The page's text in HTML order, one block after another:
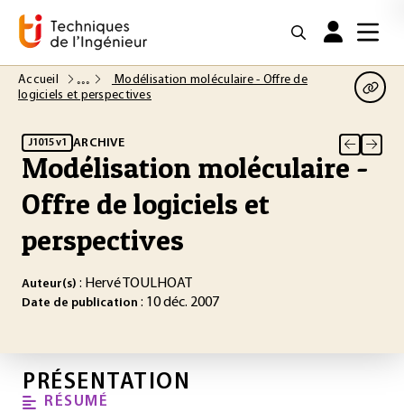
Accueil
Modélisation moléculaire - Offre de
logiciels et perspectives
J1015 v1 ARCHIVE
Modélisation moléculaire -
Offre de logiciels et
perspectives
Auteur(s) : Hervé TOULHOAT
Date de publication : 10 déc. 2007
PRÉSENTATION
RÉSUMÉ